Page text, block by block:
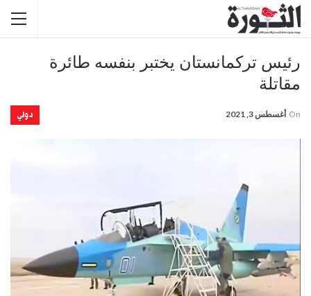
رئيس تركمانستان يختبر بنفسه طائرة
مقاتلة
دولي On أغسطس 3, 2021